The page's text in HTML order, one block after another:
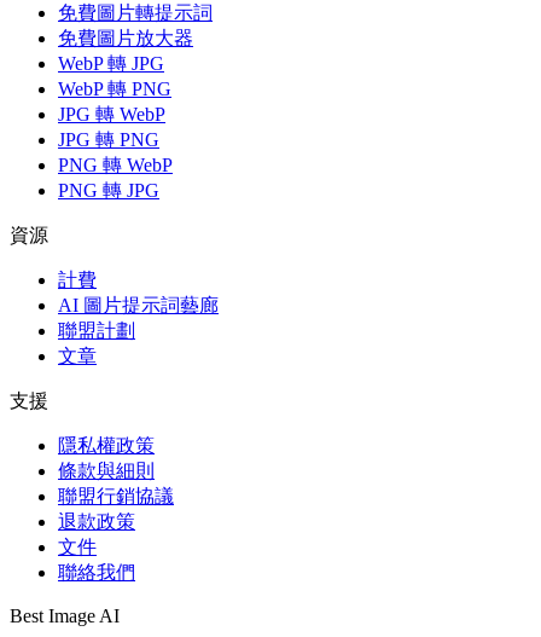
免費圖片轉提示詞
免費圖片放大器
WebP 轉 JPG
WebP 轉 PNG
JPG 轉 WebP
JPG 轉 PNG
PNG 轉 WebP
PNG 轉 JPG
資源
計費
AI 圖片提示詞藝廊
聯盟計劃
文章
支援
隱私權政策
條款與細則
聯盟行銷協議
退款政策
文件
聯絡我們
Best Image AI